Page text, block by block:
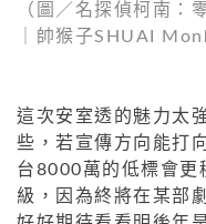
（圖／名探偵柯南：
｜帥猴子SHUAI
這次安室透的魅力太
些，若宣傳方向能打
台8000萬的低標會更
級，因為終將在某部